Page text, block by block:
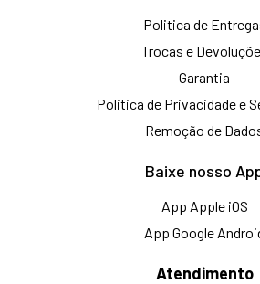
Politica de
Trocas e
Garantia
Politica de Privacidade e
Remoção de
Baixe nosso
App Apple iOS
App Google
Atendimento